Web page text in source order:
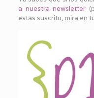
a nuestra newsletter
estás suscrito, mira en